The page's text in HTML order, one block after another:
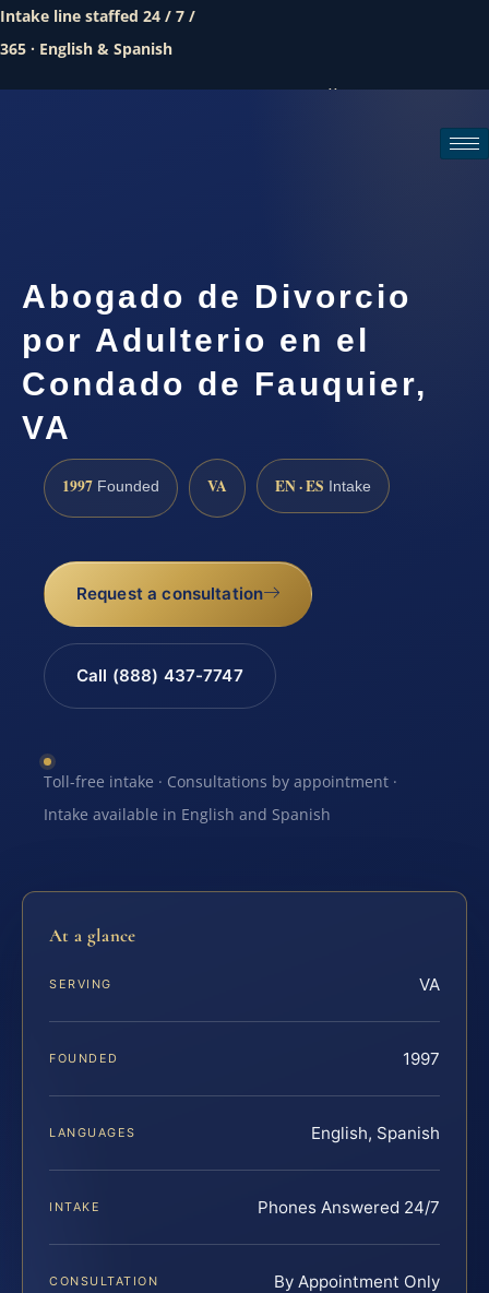
Intake line staffed 24 / 7 /
365 · English & Spanish
Call (888) 437-7747
Abogado de Divorcio
por Adulterio en el
Condado de Fauquier,
VA
1997 Founded VA EN · ES Intake
Request a consultation
Call (888) 437-7747
Toll-free intake · Consultations by appointment ·
Intake available in English and Spanish
At a glance
SERVING VA
FOUNDED 1997
LANGUAGES English, Spanish
INTAKE Phones Answered 24/7
CONSULTATION By Appointment Only